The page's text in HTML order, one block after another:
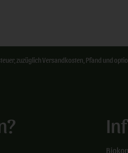
zuzüglich Versandkosten, Pfand und